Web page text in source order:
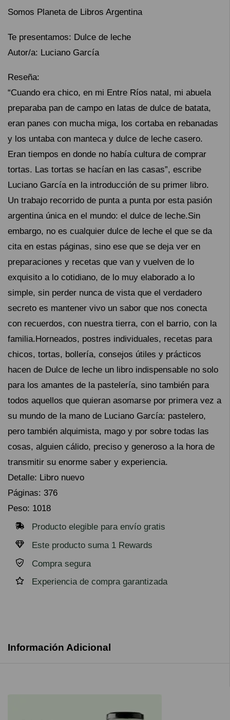
Somos Planeta de Libros Argentina
Te presentamos: Dulce de leche
Autor/a: Luciano García
Reseña:
“Cuando era chico, en mi Entre Ríos natal, mi abuela
preparaba pan de campo en latas de dulce de batata,
eran panes con mucha miga, los cortaba en rebanadas
y los untaba con manteca y dulce de leche casero.
Eran tiempos en donde no había cultura de comprar
tortas. Las tortas se hacían en las casas”, escribe
Luciano García en la introducción de su primer libro.
Un trabajo recorrido de punta a punta por esta pasión
argentina única en el mundo: el dulce de leche.Sin
embargo, no es cualquier dulce de leche el que se da
cita en estas páginas, sino ese que se deja ver en
preparaciones y recetas que van y vuelven de lo
exquisito a lo cotidiano, de lo muy elaborado a lo
simple, sin perder nunca de vista que el verdadero
secreto es mantener vivo un sabor que nos conecta
con recuerdos, con nuestra tierra, con el barrio, con la
familia.Horneados, postres individuales, recetas para
chicos, tortas, bollería, consejos útiles y prácticos
hacen de Dulce de leche un libro indispensable no solo
para los amantes de la pastelería, sino también para
todos aquellos que quieran asomarse por primera vez a
su mundo de la mano de Luciano García: pastelero,
pero también alquimista, mago y por sobre todas las
cosas, alguien cálido, preciso y generoso a la hora de
transmitir su enorme saber y experiencia.
Detalle: Libro nuevo
Páginas: 376
Peso: 1018
Producto elegible para envío gratis
Este producto suma 1 Rewards
Compra segura
Experiencia de compra garantizada
Información Adicional